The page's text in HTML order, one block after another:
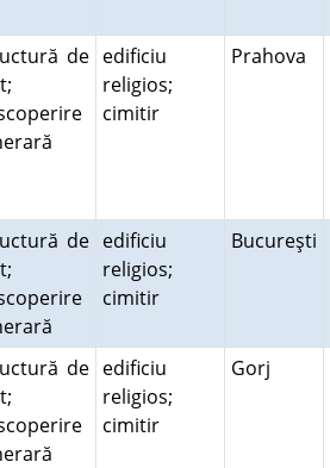
de edificiu
religios;
cimitir
Prahova
de edificiu
religios;
cimitir
Bucureşti
de edificiu
religios;
cimitir
Gorj